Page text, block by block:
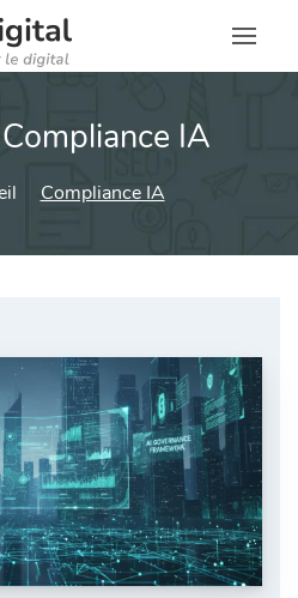
Compliance IA
Compliance IA